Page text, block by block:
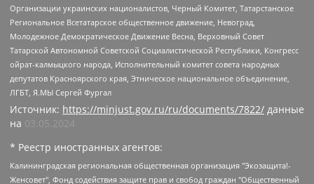
Организации украинских националистов, Черный Комитет, Татарстанское
Региональное Всетатарское общественное движение, Невоград,
Молодежное Демократическое Движение Весна, Верховный Совет
Татарской Автономной Советской Социалистической Республики, Конгресс
ойрат-калмыцкого народа, Исполнительный комитет совета народных
депутатов Красноярского края, Этническое национальное объединение,
ЛГБТ, Я.МЫ Сергей Фургал
Источник: https://minjust.gov.ru/ru/documents/7822/ данные
на 03.05.2024
* Реестр иностранных агентов:
Калининградская региональная общественная организация "Экозащита!-Женсовет", Фонд содействия защите прав и свобод граждан "Общественный вердикт", Фонд "Институт Развития Свободы Информации", Частное учреждение "Информационное агентство МЕМО. РУ", Региональная общественная организация "Общественная комиссия по сохранению наследия академика Сахарова", Фонд поддержки свободы прессы, Санкт-Петербургская общественная правозащитная организация "Гражданский контроль", Межрегиональная общественная организация "Информационно-просветительский центр "Мемориал", Региональный Фонд "Центр Защиты Прав Средств Массовой Информации", с 05.12.2023 Фонд "Центр Защиты Прав Средств массовой информации", Региональная общественная благотворительная организация помощи беженцам и мигрантам "Гражданское содействие", Негосударственное образовательное учреждение дополнительного профессионального образования (повышение квалификации) специалистов "АКАДЕМИЯ ПО ПРАВАМ ЧЕЛОВЕКА", Свердловская региональная общественная организация "Сутяжник", Автономная некоммерческая организация "Центр независимых социологических исследований", Союз общественных объединений "Российский исследовательский центр по правам человека", Региональное общественное учреждение научно-информационный центр "МЕМОРИАЛ", Некоммерческая организация "Фонд защиты гласности", Автономная некоммерческая организация "Институт прав человека", Городская общественная организация "Екатеринбургское общество "МЕМОРИАЛ", Городская общественная организация "Рязанское историко-просветительское и правозащитное общество "Мемориал" (Рязанский Мемориал), Челябинский региональный орган общественной самодеятельности – женское общественное объединение "Женщины Евразии", Челябинский региональный орган общественной самодеятельности "Уральская правозащитная группа", Фонд содействия защите здоровья и социальной справедливости имени Андрея Рылькова, Автономная Некоммерческая Организация "Аналитический Центр Юрия Левады", Автономная некоммерческая организация социальной поддержки населения "Проект Апрель", Региональная общественная организация помощи женщинам и детям, находящимся в кризисной ситуации "Информационно-методический центр "Анна", Фонд содействия развитию массовых коммуникаций и правовому просвещению "Так-так-Так", Фонд содействия устойчивому развитию "Серебряная тайга", Свердловский региональный общественный фонд социальных проектов "Новое время", "Idel.Реалии", Кавказ.Реалии, Крым.Реалии, Телеканал Настоящее Время, Татаро-башкирская служба Радио Свобода (Azatliq Radiosi), Радио Свободная Европа/Радио Свобода (PCE/PC), "Сибирь.Реалии", "Фактограф", Благотворительный фонд помощи осужденным и их семьям, Автономная некоммерческая организация "Институт глобализации и социальных движений", Фонд "В защиту прав заключенных", Частное учреждение "Центр поддержки и содействия развитию средств массовой информации", Пензенский региональный общественный благотворительный фонд "Гражданский союз", "Север.Реалии", Некоммерческая организация Фонд "Правовая инициатива", Общество с ограниченной ответственностью "Радио Свободная Европа/Радио Свобода", Чешское информационное агентство "MEDIUM-ORIENT", Красноярская региональная общественная организация "Мы против СПИДа", Камалягин Денис Николаевич, Маркелов Сергей Евгеньевич, Пономарев Лев Александрович, Савицкая Людмила Алексеевна, Автономная некоммерческая организация "Центр по работе с проблемой насилия "НАСИЛИЮ.НЕТ", Межрегиональный профессиональный союз работников здравоохранения "Альянс врачей", Юридическое лицо, зарегистрированное в Латвийской Республике, SIA "Medusa Project" (регистрационный номер 40103797863, дата регистрации 10.06.2014), Некоммерческая организация "Фонд по борьбе с коррупцией", Автономная некоммерческая организация "Институт права и публичной политики", Баданин Роман Сергеевич, Гликин Максим Александрович, Железнова Мария Михайловна, Лукьянова Юлия Сергеевна, Маетная Елизавета Витальевна, Маняхин Петр Борисович, Чуракова Ольга Владимировна, Ярош Юлия Петровна, Юридическое лицо "The Insider SIA", зарегистрированное в Риге, Латвийская Республика (дата регистрации 26.06.2015), являющееся администратором доменного имени интернет-издания "The Insider SIA", https://theins.ru, Постернак Алексей Евгеньевич, Рубин Михаил Аркадьевич, Анин Роман Александрович, Юридическое лицо Istories fonds, зарегистрированное в Латвийской Республике (регистрационный номер 50008295751, дата регистрации 24.02.2020), Великовский Дмитрий Александрович, Долинина Ирина Николаевна, Мароховская Алеся Алексеевна, Шлейнов Роман Юрьевич, Шмагун Олеся Валентиновна, Общество с ограниченной ответственностью "Альтаир 2021", Общество с ограниченной ответственностью "Вега 2021", Общество с ограниченной ответственностью "Главный редактор 2021", Общество с ограниченной ответственностью "Ромашки монолит", Важенков Артем Валерьевич, Ивановская областная общественная организация "Центр гендерных исследований", Гурман Юрий Альбертович, Медиапроект "ОВД-Инфо", Егоров Владимир Владимирович, Жилинский Владимир Александрович, Общество с ограниченной ответственностью "ЗП", Иванова София Юрьевна, Карезина Инна Павловна, Кильтау Екатерина Викторовна, Петров Алексей Викторович, Пискунов Сергей Евгеньевич, Смирнов Сергей Сергеевич, Тихонов Михаил Сергеевич, Общество с ограниченной ответственностью "ЖУРНАЛИСТ-ИНОСТРАННЫЙ АГЕНТ", Арапова Галина Юрьевна, Вольтская Татьяна Анатольевна, Американская компания "Mason G.E.S. Anonymous Foundation" (США), являющаяся владельцем интернет-издания https://mnews.world/, Компания "Stichting Bellingcat", зарегистрированная в Нидерландах (дата регистрации 11.07.2018), Захаров Андрей Вячеславович, Клепиковская Екатерина Дмитриевна, Общество с ограниченной ответственностью "МЕМО", Перл Роман Александрович, Симонов Евгений Алексеевич, Соловьева Елена Анатольевна, Сотников Даниил Владимирович, Сурначева Елизавета Дмитриевна, Автономная некоммерческая организация по защите прав человека и информированию населения "Якутия – Наше Мнение", Общество с ограниченной ответственностью "Москоу диджитал медиа", с 26.01.2023 Общество с ограниченной ответственностью "Чайка Белые сады", Ветошкина Валерия Валерьевна, Заговора Максим Александрович, Межрегиональное общественное движение "Российская ЛГБТ - сеть", Оленичев Максим Владимирович, Павлов Иван Юрьевич, Скворцова Елена Сергеевна, Общество с ограниченной ответственностью "Как бы инагент", Кочетков Игорь Викторович, Общество с ограниченной ответственностью "Честные выборы", Еланчик Олег Александрович, Общество с ограниченной ответственностью "Нобелевский призыв", Гималова Регина Эмилевна, Григорьев Андрей Валерьевич, Григорьева Алина Александровна, Ассоциация по содействию защите прав призывников, альтернативнослужащих и военнослужащих "Правозащитная группа "Гражданин.Армия.Право", Хисамова Регина Фаритовна, Автономная некоммерческая организация по реализации социально-правовых программ "Лилит", Дальневосточное общественное движение "Маяк", Санкт-Петербургская ЛГБТ-инициативная группа "Выход", Инициативная группа ЛГБТ+ "Реверс", Алексеев Андрей Викторович, Бекбулатова Таисия Львовна, Беляев Иван Михайлович, Владыкина Елена Сергеевна, Гельман Марат Александрович, Никульшина Вероника Юрьевна, Толоконникова Надежда Андреевна, Шендерович Виктор Анатольевич, Общество с ограниченной ответственностью "Данное сообщение", Общество с ограниченной ответственностью Издательский дом "Новая глава", Айнбиндер Александра Александровна, Московский комьюнити-центр для ЛГБТ+инициатив, Благотворительный фонд развития филантропии, Deutsche Welle (Германия, Kurt-Schumacher-Strasse 3, 53113 Bonn), Борзунова Мария Михайловна, Воробьев Виктор Викторович, Голубева Анна Львовна, Константинова Алла Михайловна, Малкова Ирина Владимировна, Мурадов Мурад Абдулгалимович, Осетинская Елизавета Николаевна, Понасенков Евгений Николаевич, Ганапольский Матвей Юрьевич, Киселев Евгений Алексеевич, Борухович Ирина Григорьевна, Дремин Иван Тимофеевич, Дубровский Дмитрий Викторович, Красноярская региональная общественная организация поддержки и развития альтернативных образовательных технологий и межкультурных коммуникаций "ИНТЕРРА", Маяковская Екатерина Алексеевна, Фейгин Марк Захарович, Филимонов Андрей Викторович, Дзугкоева Регина Николаевна, Доброхотов Роман Александрович, Дудь Юрий Александрович, Елкин Сергей Владимирович, Кругликов Кирилл Игоревич, Сабунаева Мария Леонидовна, Семенов Алексей Владимирович, Шаинян Карен Багратович, Шульман Екатерина Михайловна, Асафьев Артур Валерьевич, Вахштайн Виктор Семенович, Венедиктов Алексей Алексеевич, Лушникова Екатерина Евгеньевна, Волков Леонид Михайлович, Невзоров Александр Глебович, Пархоменко Сергей Борисович, Сироткин Ярослав Николаевич, Кара-Мурза Владимир Владимирович, Баранова Наталья Владимировна, Гозман Леонид Яковлевич, Кагарлицкий Борис Юльевич, Климарев Михаил Валерьевич, Милов Владимир Станиславович, Автономная некоммерческая организация Краснодарский центр современного искусства "Типография", Моргенштерн Алишер Тагирович, Соболь Любовь Эдуардовна, Общество с ограниченной ответственностью "ЛИЗА НОРМ", Каспаров Гарри Кимович, Ходорковский Михаил Борисович, Общество с ограниченной ответственностью "Апрельские тезисы", Данилович Ирина Брониславовна, Кашин Олег Владимирович, Петров Николай Владимирович, Пивоваров Алексей Владимирович, Соколов Михаил Владимирович, Цветкова Юлия Владимировна, Чичваркин Евгений Александрович, Комитет против пыток/Команда против пыток, Общество с ограниченной ответственностью "Первый научный", Общество с ограниченной ответственностью "Вертолет и ко", Белоцерковская Вероника Борисовна, Кац Максим Евгеньевич, Лазарева Татьяна Юрьевна, Шаведдинов Руслан Табризович, Яшин Илья Валерьевич, Общество с ограниченной ответственностью "Иноагент ААВ", Алешковский Дмитрий Петрович, Альбац Евгения Марковна, Быков Дмитрий Львович, Галямина Юлия Евгеньевна, Лойко Сергей Леонидович, Мартынов Кирилл Константинович, Медведев Сергей Александрович, Крашенинников Федор Геннадиевич, Гордеева Катерина Вл